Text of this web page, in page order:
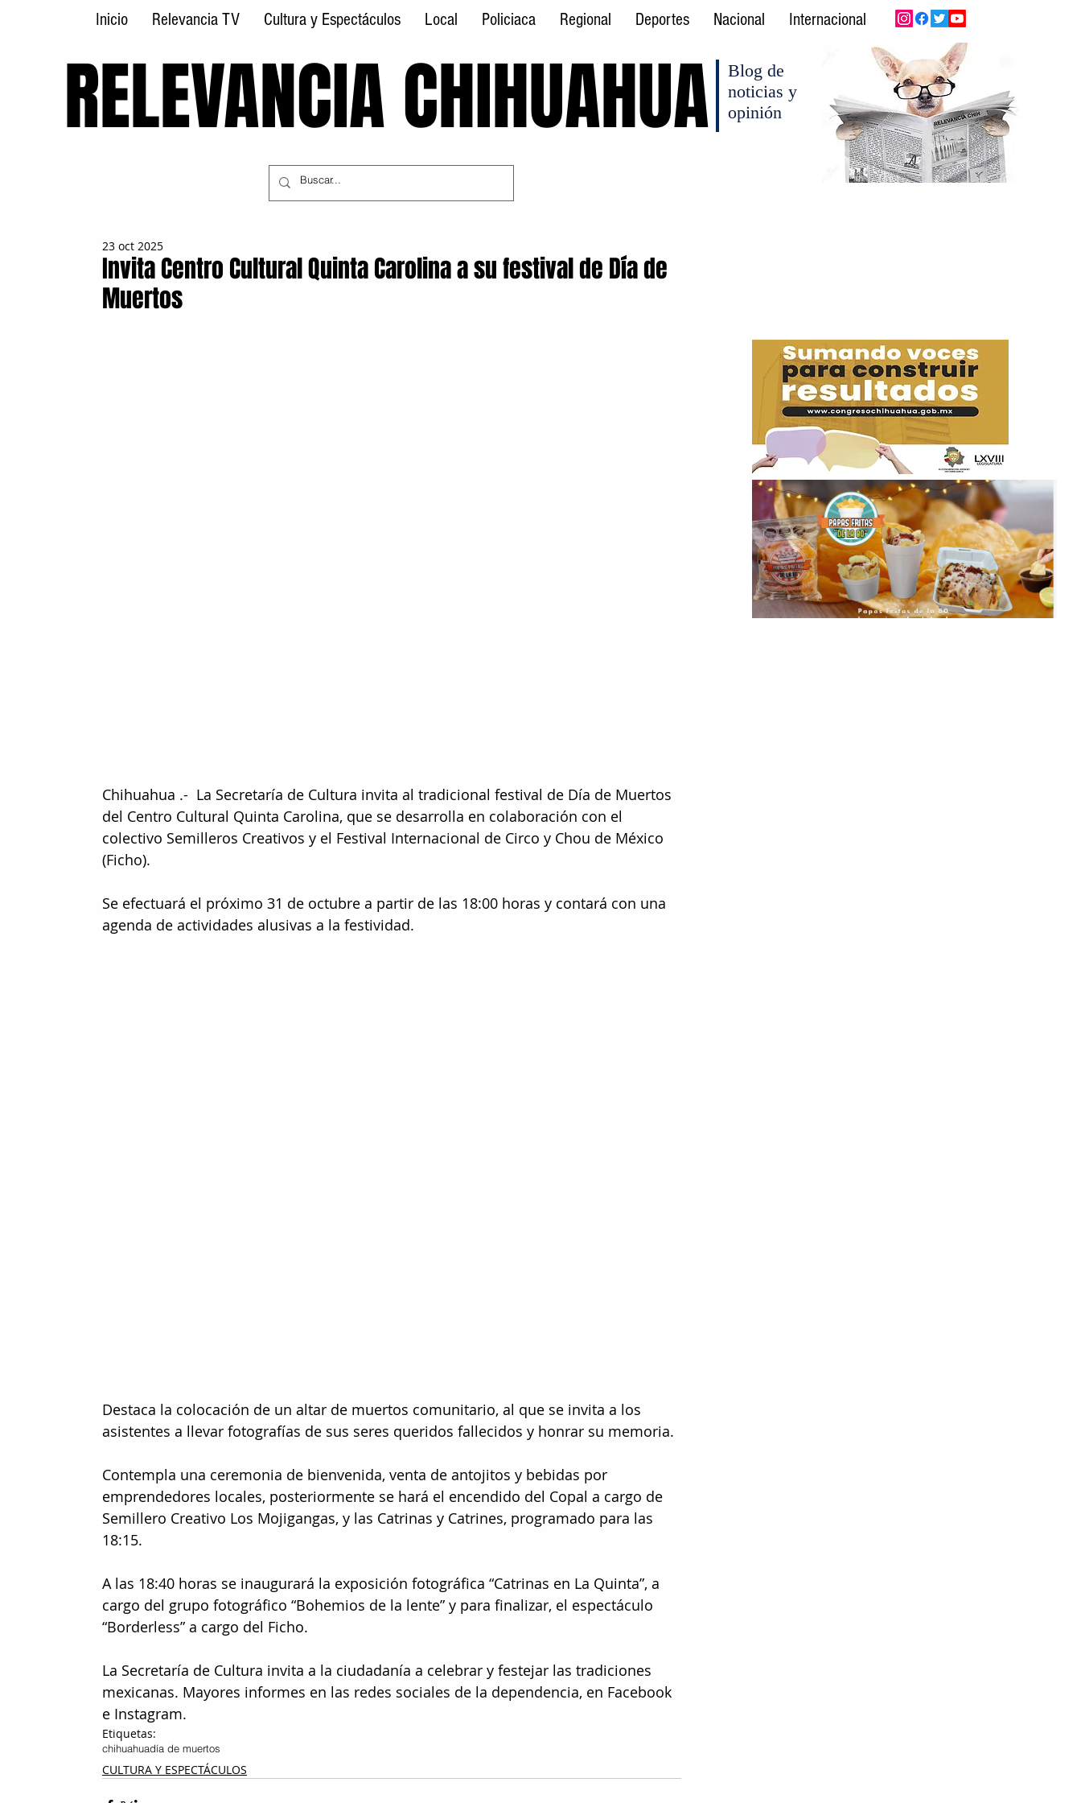
Inicio Relevancia TV Cultura y Espectáculos Local Policiaca Regional Deportes Nacional Internacional
RELEVANCIA CHIHUAHUA
RELEVANCIA CHIHUAHUA
Blog de
noticias y
opinión
Invita Centro Cultural Quinta Carolina a su festival de Día de
Muertos
23 oct 2025
Chihuahua .-  La Secretaría de Cultura invita al tradicional festival de Día de Muertos
del Centro Cultural Quinta Carolina, que se desarrolla en colaboración con el
colectivo Semilleros Creativos y el Festival Internacional de Circo y Chou de México
(Ficho).
Se efectuará el próximo 31 de octubre a partir de las 18:00 horas y contará con una
agenda de actividades alusivas a la festividad.
Destaca la colocación de un altar de muertos comunitario, al que se invita a los
asistentes a llevar fotografías de sus seres queridos fallecidos y honrar su memoria.
Contempla una ceremonia de bienvenida, venta de antojitos y bebidas por
emprendedores locales, posteriormente se hará el encendido del Copal a cargo de
Semillero Creativo Los Mojigangas, y las Catrinas y Catrines, programado para las
18:15.
A las 18:40 horas se inaugurará la exposición fotográfica “Catrinas en La Quinta”, a
cargo del grupo fotográfico “Bohemios de la lente” y para finalizar, el espectáculo
“Borderless” a cargo del Ficho.
La Secretaría de Cultura invita a la ciudadanía a celebrar y festejar las tradiciones
mexicanas. Mayores informes en las redes sociales de la dependencia, en Facebook
e Instagram.
Etiquetas:
chihuahuadía de muertos
CULTURA Y ESPECTÁCULOS